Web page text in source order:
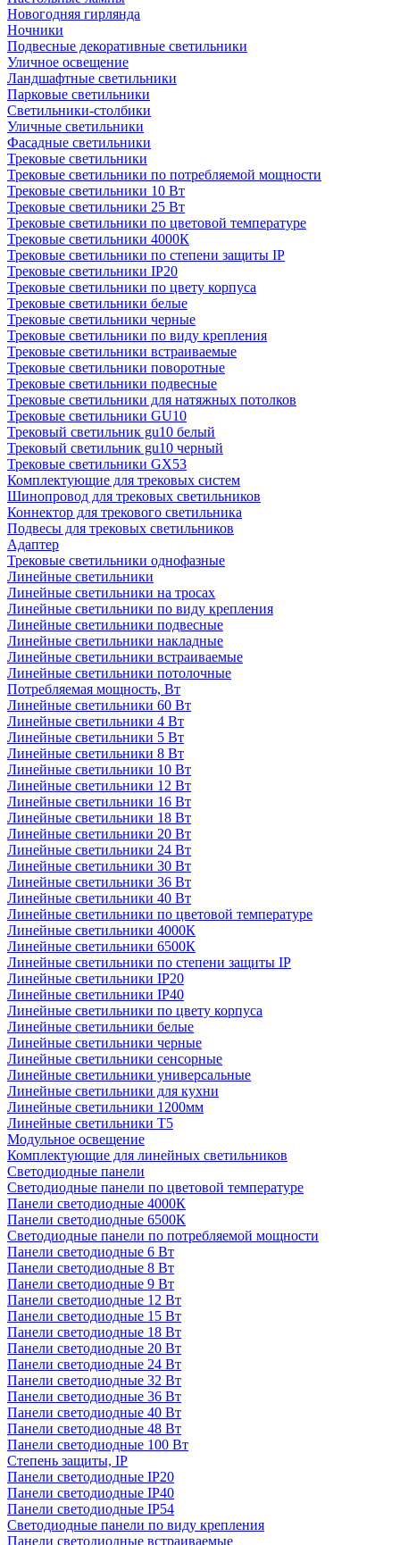
Новогодняя гирлянда
Ночники
Подвесные декоративные светильники
Уличное освещение
Ландшафтные светильники
Парковые светильники
Светильники-столбики
Уличные светильники
Фасадные светильники
Трековые светильники
Трековые светильники по потребляемой мощности
Трековые светильники 10 Вт
Трековые светильники 25 Вт
Трековые светильники по цветовой температуре
Трековые светильники 4000К
Трековые светильники по степени защиты IP
Трековые светильники IP20
Трековые светильники по цвету корпуса
Трековые светильники белые
Трековые светильники черные
Трековые светильники по виду крепления
Трековые светильники встраиваемые
Трековые светильники поворотные
Трековые светильники подвесные
Трековые светильники для натяжных потолков
Трековые светильники GU10
Трековый светильник gu10 белый
Трековый светильник gu10 черный
Трековые светильники GX53
Комплектующие для трековых систем
Шинопровод для трековых светильников
Коннектор для трекового светильника
Подвесы для трековых светильников
Адаптер
Трековые светильники однофазные
Линейные светильники
Линейные светильники на тросах
Линейные светильники по виду крепления
Линейные светильники подвесные
Линейные светильники накладные
Линейные светильники встраиваемые
Линейные светильники потолочные
Потребляемая мощность, Вт
Линейные светильники 60 Вт
Линейные светильники 4 Вт
Линейные светильники 5 Вт
Линейные светильники 8 Вт
Линейные светильники 10 Вт
Линейные светильники 12 Вт
Линейные светильники 16 Вт
Линейные светильники 18 Вт
Линейные светильники 20 Вт
Линейные светильники 24 Вт
Линейные светильники 30 Вт
Линейные светильники 36 Вт
Линейные светильники 40 Вт
Линейные светильники по цветовой температуре
Линейные светильники 4000К
Линейные светильники 6500К
Линейные светильники по степени защиты IP
Линейные светильники IP20
Линейные светильники IP40
Линейные светильники по цвету корпуса
Линейные светильники белые
Линейные светильники черные
Линейные светильники сенсорные
Линейные светильники универсальные
Линейные светильники для кухни
Линейные светильники 1200мм
Линейные светильники Т5
Модульное освещение
Комплектующие для линейных светильников
Светодиодные панели
Светодиодные панели по цветовой температуре
Панели светодиодные 4000К
Панели светодиодные 6500К
Светодиодные панели по потребляемой мощности
Панели светодиодные 6 Вт
Панели светодиодные 8 Вт
Панели светодиодные 9 Вт
Панели светодиодные 12 Вт
Панели светодиодные 15 Вт
Панели светодиодные 18 Вт
Панели светодиодные 20 Вт
Панели светодиодные 24 Вт
Панели светодиодные 32 Вт
Панели светодиодные 36 Вт
Панели светодиодные 40 Вт
Панели светодиодные 48 Вт
Панели светодиодные 100 Вт
Степень защиты, IP
Панели светодиодные IP20
Панели светодиодные IP40
Панели светодиодные IP54
Светодиодные панели по виду крепления
Панели светодиодные встраиваемые